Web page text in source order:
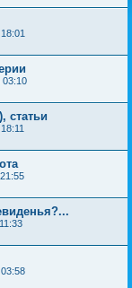
статьи